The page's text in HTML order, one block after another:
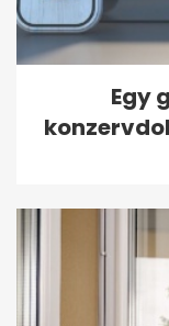
Egy